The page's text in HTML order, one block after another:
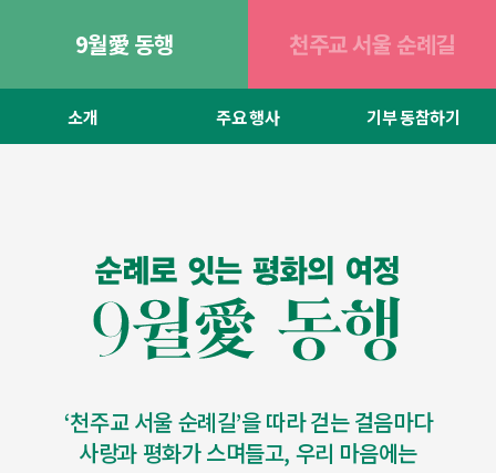
9월愛 동행 천주교 서울 순례길
소개 주요 행사 기부 동참하기
‘천주교 서울 순례길’을 따라 걷는 걸음마다
사랑과 평화가 스며들고, 우리 마음에는